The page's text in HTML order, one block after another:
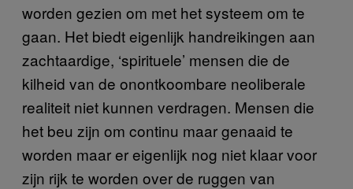
worden gezien om met het systeem om te
gaan. Het biedt eigenlijk handreikingen aan
zachtaardige, ‘spirituele’ mensen die de
kilheid van de onontkoombare neoliberale
realiteit niet kunnen verdragen. Mensen die
het beu zijn om continu maar genaaid te
worden maar er eigenlijk nog niet klaar voor
zijn rijk te worden over de ruggen van